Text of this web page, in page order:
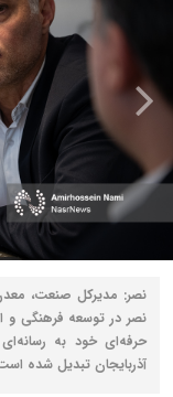
نصر: مدیرکل صنعت،
نصر در توسعه فرهنگی و
حرفه‌ای خود به
آذربایجان تبدیل شده